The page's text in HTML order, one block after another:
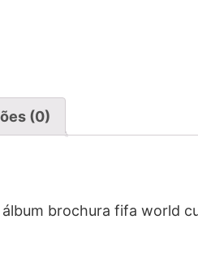
(0)
brochura fifa world